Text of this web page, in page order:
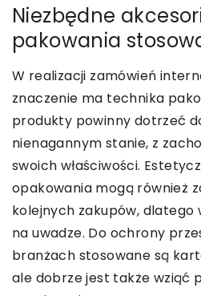
Niezbędne
pakowania
W realizacji zamówień
znaczenie ma technika
produkty powinny dotrzeć
nienagannym stanie, z
swoich właściwości.
opakowania mogą również
kolejnych zakupów,
na uwadze. Do ochrony
branżach stosowane są
ale dobrze jest także wziąć